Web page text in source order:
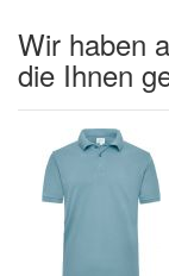
Wir haben
die Ihnen